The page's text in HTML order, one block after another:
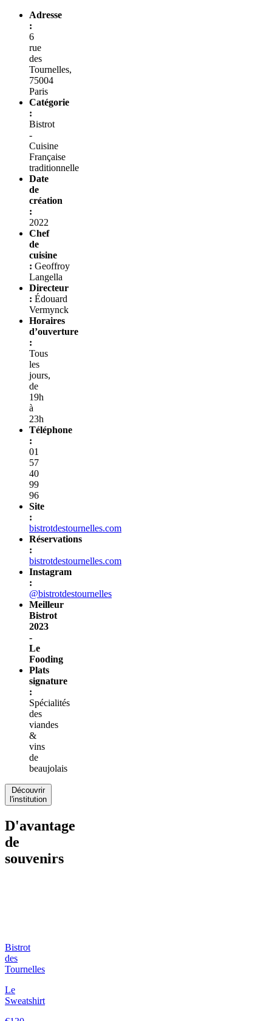
Adresse
:
6
rue
des
Tournelles,
75004
Paris
Catégorie
:
Bistrot
-
Cuisine
Française
traditionnelle
Date
de
création
:
2022
Chef
de
cuisine
: Geoffroy
Langella
Directeur
: Édouard
Vermynck
Horaires
d’ouverture
:
Tous
les
jours,
de
19h
à
23h
Téléphone
:
01
57
40
99
96
Site
:
bistrotdestournelles.com
Réservations
:
bistrotdestournelles.com
Instagram
:
@bistrotdestournelles
Meilleur
Bistrot
2023
-
Le
Fooding
Plats
signature
:
Spécialités
des
viandes
&
vins
de
beaujolais
Découvrir
l'institution
D'avantage
de
souvenirs
Bistrot
des
Tournelles
Le
Sweatshirt